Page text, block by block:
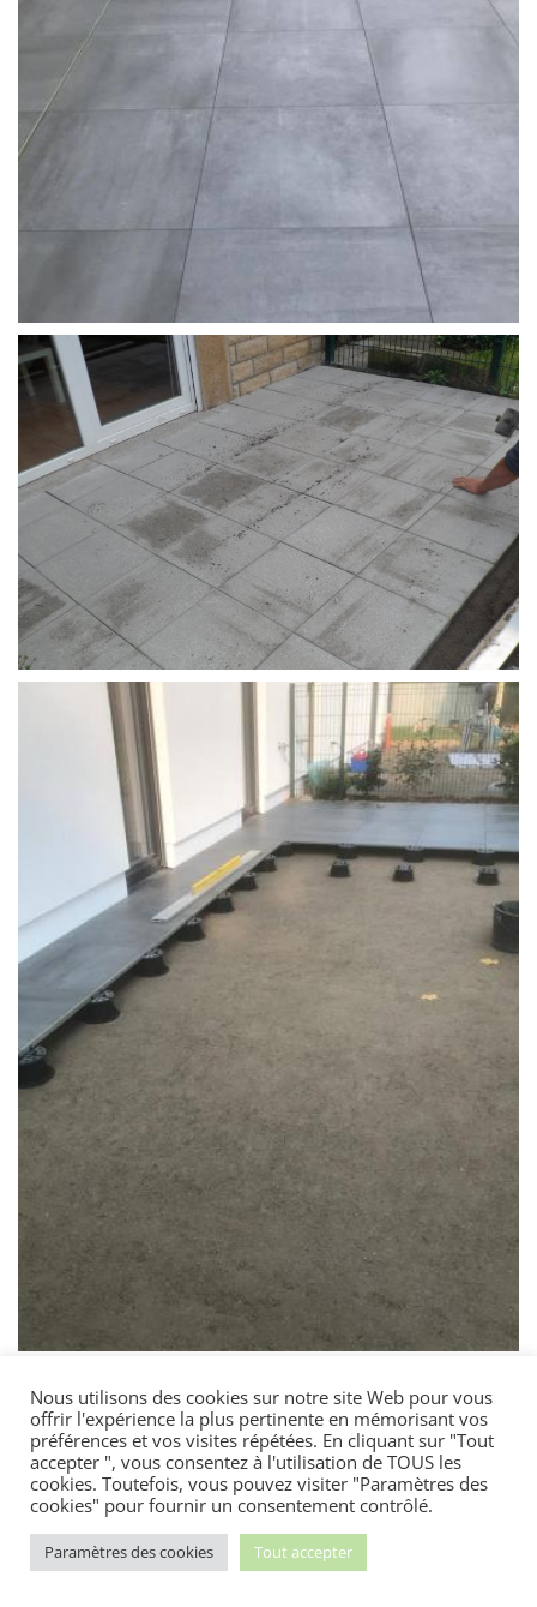
Nous utilisons des cookies sur notre site Web pour vous
offrir l'expérience la plus pertinente en mémorisant vos
préférences et vos visites répétées. En cliquant sur "Tout
accepter ", vous consentez à l'utilisation de TOUS les
cookies. Toutefois, vous pouvez visiter "Paramètres des
cookies" pour fournir un consentement contrôlé.
Paramètres des cookies Tout accepter